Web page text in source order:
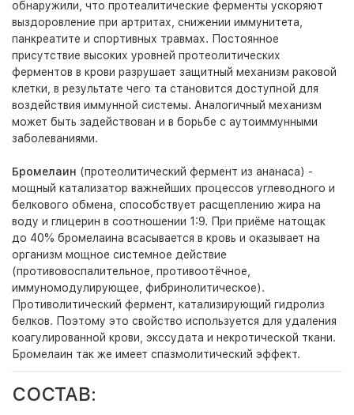
обнаружили, что протеалитические ферменты ускоряют
выздоровление при артритах, снижении иммунитета,
панкреатите и спортивных травмах. Постоянное
присутствие высоких уровней протеолитических
ферментов в крови разрушает защитный механизм раковой
клетки, в результате чего та становится доступной для
воздействия иммунной системы. Аналогичный механизм
может быть задействован и в борьбе с аутоиммунными
заболеваниями.
Бромелаин (протеолитический фермент из ананаса) -
мощный катализатор важнейших процессов углеводного и
белкового обмена, способствует расщеплению жира на
воду и глицерин в соотношении 1:9. При приёме натощак
до 40% бромелаина всасывается в кровь и оказывает на
организм мощное системное действие
(противовоспалительное, противоотёчное,
иммуномодулирующее, фибринолитическое).
Противолитический фермент, катализирующий гидролиз
белков. Поэтому это свойство используется для удаления
коагулированной крови, экссудата и некротической ткани.
Бромелаин так же имеет спазмолитический эффект.
СОСТАВ: